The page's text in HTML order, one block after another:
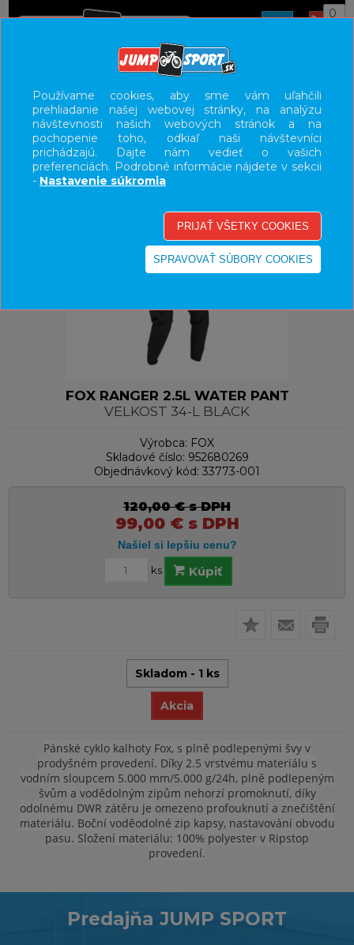
0
UŽÍVATEĽSKÝ PANEL
KATEGÓRIE
HLAVNÉ MENU
-18%
FOX RANGER 2.5L WATER PANT
VELKOST 34-L BLACK
Výrobca: FOX
Skladové číslo: 952680269
Objednávkový kód: 33773-001
120,00 €s DPH
99,00 €s DPH
ks Kúpiť
Skladom - 1 ks
Akcia
Pánské cyklo kalhoty Fox, s plně podlepenými švy v
prodyšném provedení. Díky 2.5 vrstvému materiálu s
vodním sloupcem 5.000 mm/5.000 g/24h, plně podlepeným
švům a vodědolným zipům nehorzí promoknutí, díky
odolnému DWR zátěru je omezeno profouknutí a znečištění
materiálu. Boční voděodolné zip kapsy, nastavování obvodu
pasu. Složení materiálu: 100% polyester v Ripstop
provedení.
Predajňa JUMP SPORT
Používame cookies, aby sme vám uľahčili
prehliadanie našej webovej stránky, na analýzu
návštevnosti našich webových stránok a na
pochopenie toho, odkiaľ naši návštevníci
prichádzajú. Dajte nám vedieť o vašich
preferenciách. Podrobné informácie nájdete v sekcii
- Nastavenie súkromia